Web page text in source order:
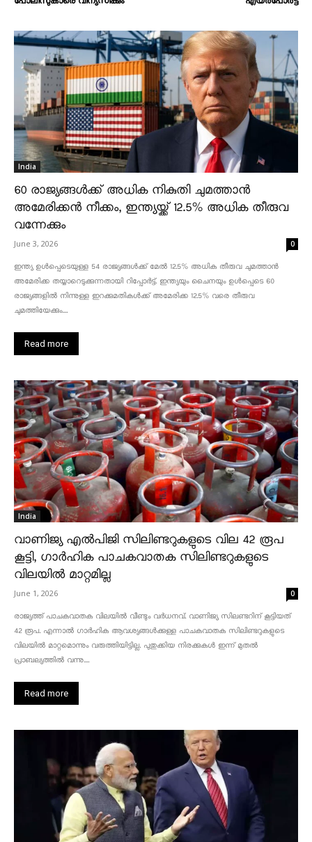
India
60 രാജ്യങ്ങൾക്ക് അധിക നികുതി ചുമത്താൻ
അമേരിക്കൻ നീക്കം, ഇന്ത്യയ്ക്ക് 12.5% അധിക തീരുവ
വന്നേക്കും
June 3, 2026 0
ഇന്ത്യ ഉൾപ്പെടെയുള്ള 54 രാജ്യങ്ങൾക്ക് മേൽ 12.5% അധിക തീരുവ ചുമത്താൻ
അമേരിക്ക തയ്യാറെടുക്കുന്നതായി റിപ്പോർട്ട്. ഇന്ത്യയും ചൈനയും ഉൾപ്പെടെ 60
രാജ്യങ്ങളിൽ നിന്നുള്ള ഇറക്കുമതികൾക്ക് അമേരിക്ക 12.5% ​​വരെ തീരുവ
ചുമത്തിയേക്കും....
Read more
India
വാണിജ്യ എൽപിജി സിലിണ്ടറുകളുടെ വില 42 രൂപ
കൂട്ടി, ഗാർഹിക പാചകവാതക സിലിണ്ടറുകളുടെ
വിലയിൽ മാറ്റമില്ല
June 1, 2026 0
രാജ്യത്ത് പാചകവാതക വിലയിൽ വീണ്ടും വർധനവ്. വാണിജ്യ സിലണ്ടറിന് കൂട്ടിയത്
42 രൂപ. എന്നാൽ ഗാർഹിക ആവശ്യങ്ങൾക്കുള്ള പാചകവാതക സിലിണ്ടറുകളുടെ
വിലയിൽ മാറ്റമൊന്നും വരുത്തിയിട്ടില്ല. പുതുക്കിയ നിരക്കുകൾ ഇന്ന് മുതൽ
പ്രാബല്യത്തിൽ വന്നു....
Read more